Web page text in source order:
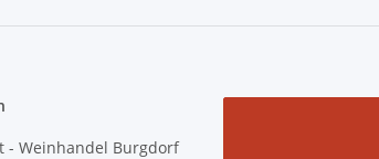
- Weinhandel Burgdorf